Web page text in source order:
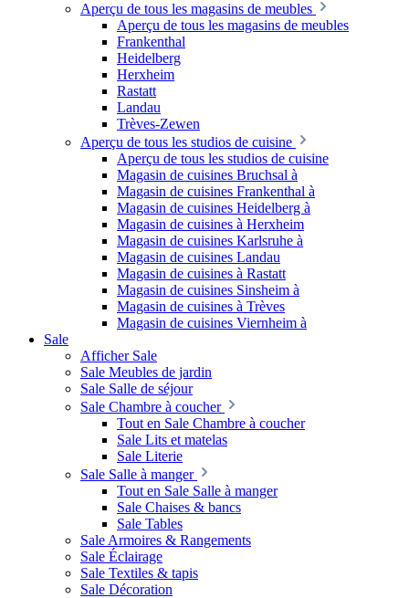
Aperçu de tous les magasins de meubles
Aperçu de tous les magasins de meubles
Frankenthal
Heidelberg
Herxheim
Rastatt
Landau
Trèves-Zewen
Aperçu de tous les studios de cuisine
Aperçu de tous les studios de cuisine
Magasin de cuisines Bruchsal à
Magasin de cuisines Frankenthal à
Magasin de cuisines Heidelberg à
Magasin de cuisines à Herxheim
Magasin de cuisines Karlsruhe à
Magasin de cuisines Landau
Magasin de cuisines à Rastatt
Magasin de cuisines Sinsheim à
Magasin de cuisines à Trèves
Magasin de cuisines Viernheim à
Sale
Afficher Sale
Sale Meubles de jardin
Sale Salle de séjour
Sale Chambre à coucher
Tout en Sale Chambre à coucher
Sale Lits et matelas
Sale Literie
Sale Salle à manger
Tout en Sale Salle à manger
Sale Chaises & bancs
Sale Tables
Sale Armoires & Rangements
Sale Éclairage
Sale Textiles & tapis
Sale Décoration